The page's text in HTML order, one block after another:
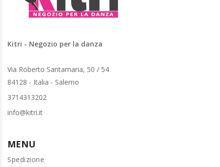
Kitri - Negozio per la danza
Via Roberto Santamaria, 50 / 54
84128 - Italia - Salerno
3714313202
info@kitri.it
MENU
Spedizione